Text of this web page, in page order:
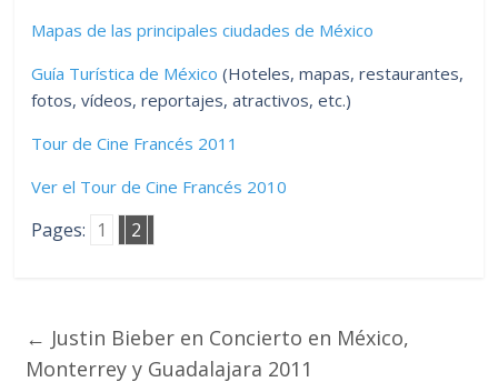
Mapas de las principales ciudades de México
Guía Turística de México (Hoteles, mapas, restaurantes,
fotos, vídeos, reportajes, atractivos, etc.)
Tour de Cine Francés 2011
Ver el Tour de Cine Francés 2010
Pages: 1 2
← Justin Bieber en Concierto en México,
Monterrey y Guadalajara 2011